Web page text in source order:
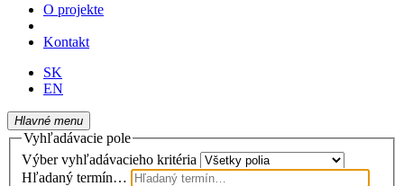
O projekte
Kontakt
SK
EN
Hlavné menu
Vyhľadávacie pole
Výber vyhľadávacieho kritéria
Hľadaný termín…